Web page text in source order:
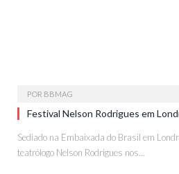
POR BBMAG
Festival Nelson Rodrigues em
Sediado na Embaixada do Brasil em
teatrólogo Nelson Rodrigues nos…